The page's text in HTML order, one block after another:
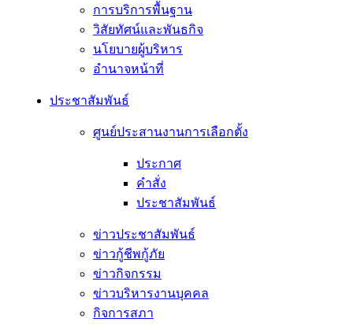
การบริการพื้นฐาน
วิสัยทัศน์และพันธกิจ
นโยบายผู้บริหาร
อํานาจหน้าที่
ประชาสัมพันธ์
ศูนย์ประสานงานการเลือกตั้ง
ประกาศ
คำสั่ง
ประชาสัมพันธ์
ข่าวประชาสัมพันธ์
ข่าวกู้ชีพกู้ภัย
ข่าวกิจกรรม
ข่าวบริหารงานบุคคล
กิจการสภา